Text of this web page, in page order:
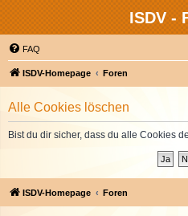
ISDV -
FAQ
ISDV-Homepage Foren
Alle Cookies löschen
Bist du dir sicher, dass du alle Cookies
ISDV-Homepage Foren